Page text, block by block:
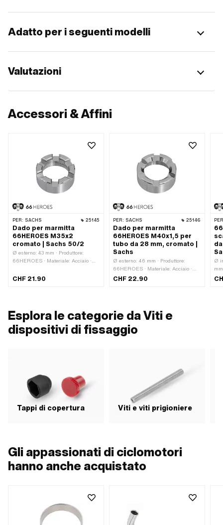
Adatto per i seguenti modelli
Valutazioni
Accessori & Affini
PER: SACHS 25145
Dado per marmitta
66HEROES M35x2
cromato | Sachs 50/2
Ø esterno: 43 mm · Produttore:
66HEROES · Materiale: Acciaio ·
Dado di raccordo · Ø interno: 29 mm
CHF 21.90
PER: SACHS 25146
Dado per marmitta
66HEROES M40x1,5 per
tubo da 28 mm, cromato |
Sachs
Ø esterno: 46 mm · Produttore:
66HEROES · Materiale: Acciaio ·
Superficie: cromato · Tipo di dado:
(filettatura): 40 mm
CHF 22.90
Ø
Esplora le categorie da Viti e
dispositivi di fissaggio
Tappi di copertura Viti e viti prigioniere
Gli appassionati di ciclomotori
hanno anche acquistato